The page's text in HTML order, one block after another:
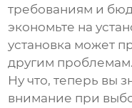
требованиям и
экономьте на
установка может
другим проблемам.
Ну что, теперь вы
внимание при